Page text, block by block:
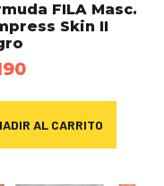
FILA Masc.
Skin II
AL CARRITO